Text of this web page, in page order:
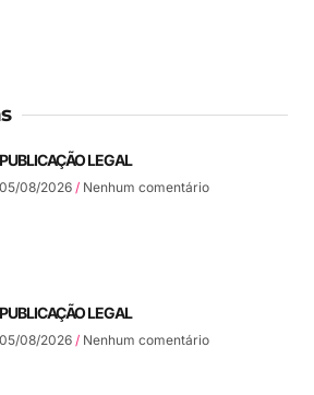
PUBLICAÇÃO LEGAL
05/08/2026 Nenhum comentário
PUBLICAÇÃO LEGAL
05/08/2026 Nenhum comentário